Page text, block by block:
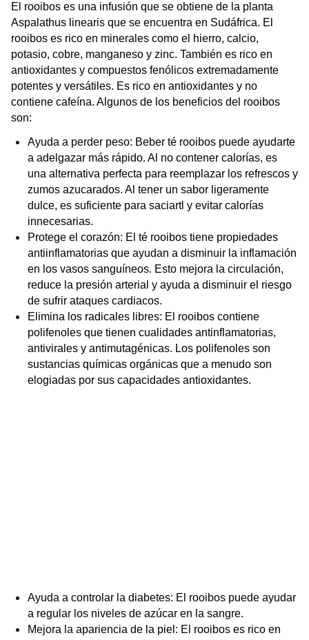
El rooibos es una infusión que se obtiene de la planta
Aspalathus linearis que se encuentra en Sudáfrica. El
rooibos es rico en minerales como el hierro, calcio,
potasio, cobre, manganeso y zinc. También es rico en
antioxidantes y compuestos fenólicos extremadamente
potentes y versátiles. Es rico en antioxidantes y no
contiene cafeína. Algunos de los beneficios del rooibos
son:
Ayuda a perder peso: Beber té rooibos puede ayudarte
a adelgazar más rápido. Al no contener calorías, es
una alternativa perfecta para reemplazar los refrescos y
zumos azucarados. Al tener un sabor ligeramente
dulce, es suficiente para saciartl y evitar calorías
innecesarias.
Protege el corazón: El té rooibos tiene propiedades
antiinflamatorias que ayudan a disminuir la inflamación
en los vasos sanguíneos. Esto mejora la circulación,
reduce la presión arterial y ayuda a disminuir el riesgo
de sufrir ataques cardiacos.
Elimina los radicales libres: El rooibos contiene
polifenoles que tienen cualidades antinflamatorias,
antivirales y antimutagénicas. Los polifenoles son
sustancias químicas orgánicas que a menudo son
elogiadas por sus capacidades antioxidantes.
Ayuda a controlar la diabetes: El rooibos puede ayudar
a regular los niveles de azúcar en la sangre.
Mejora la apariencia de la piel: El rooibos es rico en